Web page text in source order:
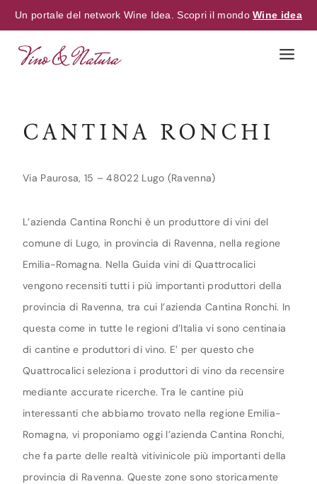
Un portale del network Wine Idea. Scopri il mondoWine idea
CANTINA RONCHI
Via Paurosa, 15 – 48022 Lugo (Ravenna)
L’azienda Cantina Ronchi è un produttore di vini del
comune di Lugo, in provincia di Ravenna, nella regione
Emilia-Romagna. Nella Guida vini di Quattrocalici
vengono recensiti tutti i più importanti produttori della
provincia di Ravenna, tra cui l’azienda Cantina Ronchi. In
questa come in tutte le regioni d’Italia vi sono centinaia
di cantine e produttori di vino. E’ per questo che
Quattrocalici seleziona i produttori di vino da recensire
mediante accurate ricerche. Tra le cantine più
interessanti che abbiamo trovato nella regione Emilia-
Romagna, vi proponiamo oggi l’azienda Cantina Ronchi,
che fa parte delle realtà vitivinicole più importanti della
provincia di Ravenna. Queste zone sono storicamente